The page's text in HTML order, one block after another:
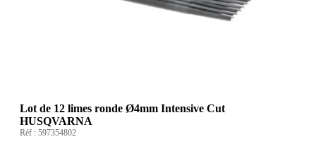
Lot de 12 limes ronde Ø4mm Intensive Cut
HUSQVARNA
Réf : 597354802